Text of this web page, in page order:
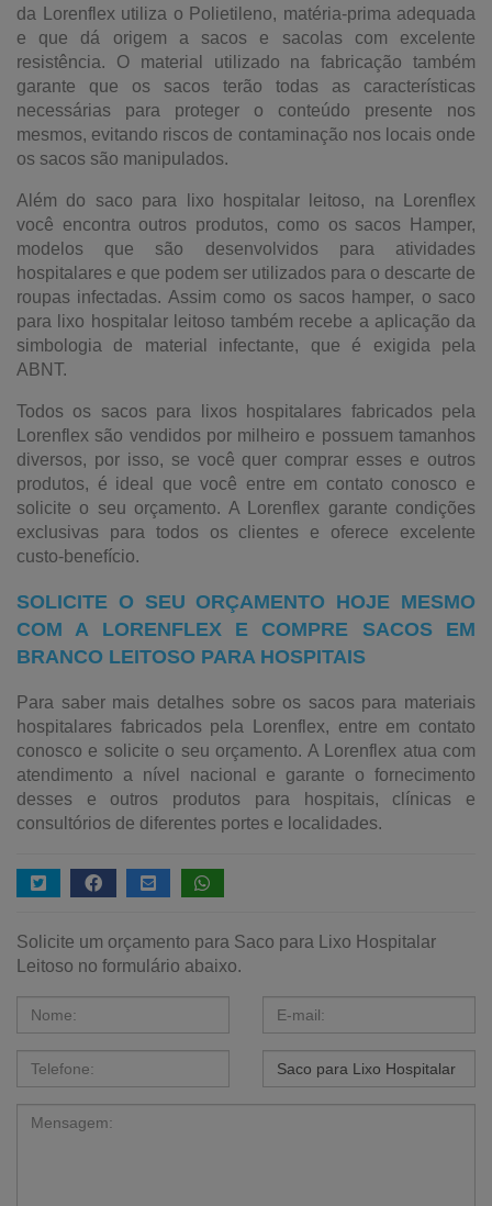
da Lorenflex utiliza o Polietileno, matéria-prima adequada
e que dá origem a sacos e sacolas com excelente
resistência. O material utilizado na fabricação também
garante que os sacos terão todas as características
necessárias para proteger o conteúdo presente nos
mesmos, evitando riscos de contaminação nos locais onde
os sacos são manipulados.
Além do saco para lixo hospitalar leitoso, na Lorenflex
você encontra outros produtos, como os sacos Hamper,
modelos que são desenvolvidos para atividades
hospitalares e que podem ser utilizados para o descarte de
roupas infectadas. Assim como os sacos hamper, o saco
para lixo hospitalar leitoso também recebe a aplicação da
simbologia de material infectante, que é exigida pela
ABNT.
Todos os sacos para lixos hospitalares fabricados pela
Lorenflex são vendidos por milheiro e possuem tamanhos
diversos, por isso, se você quer comprar esses e outros
produtos, é ideal que você entre em contato conosco e
solicite o seu orçamento. A Lorenflex garante condições
exclusivas para todos os clientes e oferece excelente
custo-benefício.
SOLICITE O SEU ORÇAMENTO HOJE MESMO
COM A LORENFLEX E COMPRE SACOS EM
BRANCO LEITOSO PARA HOSPITAIS
Para saber mais detalhes sobre os sacos para materiais
hospitalares fabricados pela Lorenflex, entre em contato
conosco e solicite o seu orçamento. A Lorenflex atua com
atendimento a nível nacional e garante o fornecimento
desses e outros produtos para hospitais, clínicas e
consultórios de diferentes portes e localidades.
Solicite um orçamento para Saco para Lixo Hospitalar
Leitoso no formulário abaixo.